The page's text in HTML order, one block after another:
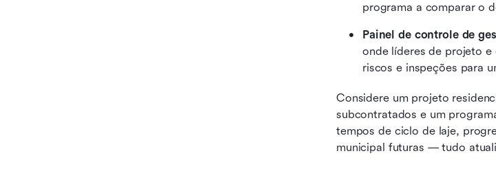
programa a comparar o
Painel de controle de
onde líderes de projeto e
riscos e inspeções para
Considere um projeto
subcontratados e um
tempos de ciclo de laje,
municipal futuras — tudo